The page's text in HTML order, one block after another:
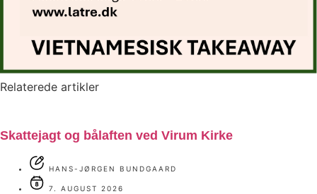
Relaterede artikler
Skattejagt og bålaften ved Virum Kirke
HANS-JØRGEN BUNDGAARD
7. AUGUST 2026